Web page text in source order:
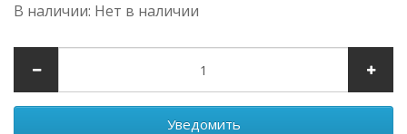
В наличии: Нет в наличии
Уведомить